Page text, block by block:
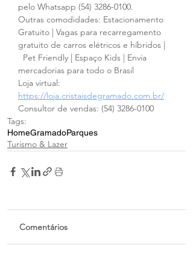
pelo Whatsapp (54) 3286-0100.
Outras comodidades: Estacionamento
Gratuito | Vagas para recarregamento
gratuito de carros elétricos e híbridos |
  Pet Friendly | Espaço Kids | Envia
mercadorias para todo o Brasil
Loja virtual:
https://loja.cristaisdegramado.com.br/
Consultor de vendas: (54) 3286-0100
Tags:
HomeGramadoParques
Turismo & Lazer
Comentários